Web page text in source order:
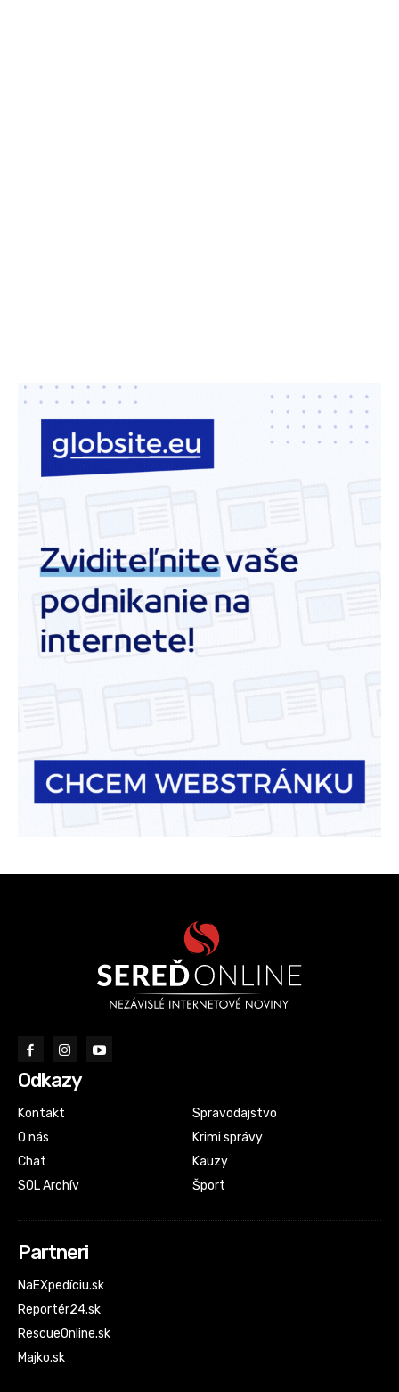
Odkazy
Kontakt
O nás
Chat
SOL Archív
Spravodajstvo
Krimi správy
Kauzy
Šport
Partneri
NaEXpedíciu.sk
Reportér24.sk
RescueOnline.sk
Majko.sk